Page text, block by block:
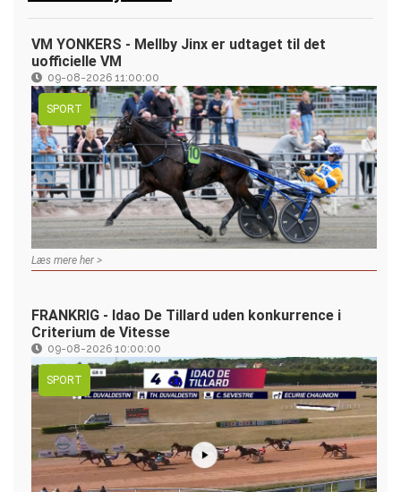
VM YONKERS - Mellby Jinx er udtaget til det
uofficielle VM
09-08-2026 11:00:00
SPORT
Læs mere her >
FRANKRIG - Idao De Tillard uden konkurrence i
Criterium de Vitesse
09-08-2026 10:00:00
SPORT